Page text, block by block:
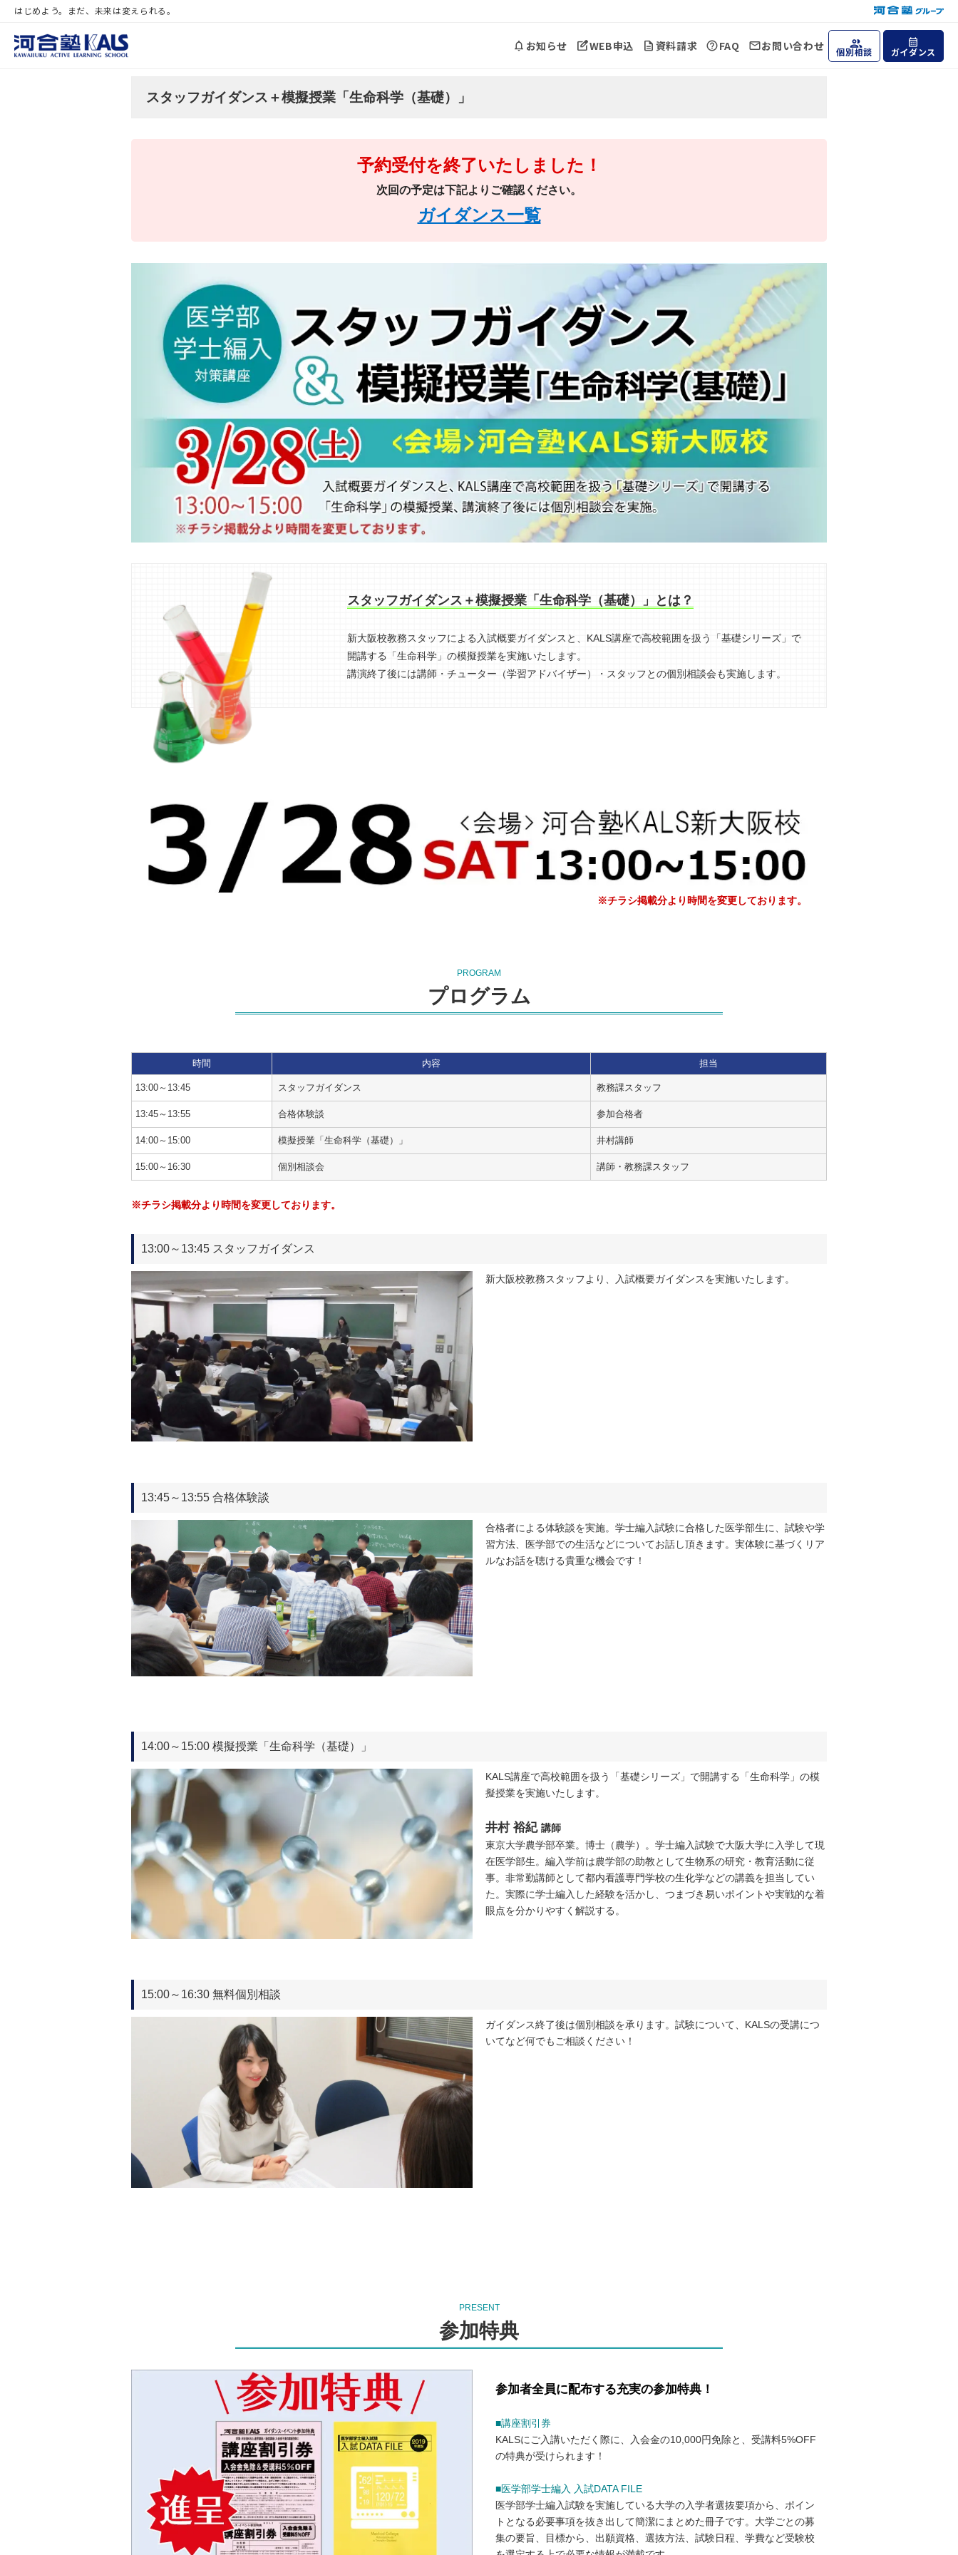
はじめよう。まだ、未来は変えられる。
お知らせ WEB申込 資料請求 FAQ お問い合わせ 個別相談 ガイダンス
スタッフガイダンス＋模擬授業「生命科学（基礎）」
予約受付を終了いたしました！
次回の予定は下記よりご確認ください。
ガイダンス一覧
スタッフガイダンス＋模擬授業「生命科学（基礎）」とは？
新大阪校教務スタッフによる入試概要ガイダンスと、KALS講座で高校範囲を扱う「基礎シリーズ」で
開講する「生命科学」の模擬授業を実施いたします。
講演終了後には講師・チューター（学習アドバイザー）・スタッフとの個別相談会も実施します。
※チラシ掲載分より時間を変更しております。
PROGRAM
プログラム
時間 内容 担当
13:00～13:45 スタッフガイダンス 教務課スタッフ
13:45～13:55 合格体験談 参加合格者
14:00～15:00 模擬授業「生命科学（基礎）」 井村講師
15:00～16:30 個別相談会 講師・教務課スタッフ
※チラシ掲載分より時間を変更しております。
13:00～13:45 スタッフガイダンス
新大阪校教務スタッフより、入試概要ガイダンスを実施いたします。
13:45～13:55 合格体験談
合格者による体験談を実施。学士編入試験に合格した医学部生に、試験や学
習方法、医学部での生活などについてお話し頂きます。実体験に基づくリア
ルなお話を聴ける貴重な機会です！
14:00～15:00 模擬授業「生命科学（基礎）」
KALS講座で高校範囲を扱う「基礎シリーズ」で開講する「生命科学」の模
擬授業を実施いたします。
井村 裕紀 講師
東京大学農学部卒業。博士（農学）。学士編入試験で大阪大学に入学して現
在医学部生。編入学前は農学部の助教として生物系の研究・教育活動に従
事。非常勤講師として都内看護専門学校の生化学などの講義を担当してい
た。実際に学士編入した経験を活かし、つまづき易いポイントや実戦的な着
眼点を分かりやすく解説する。
15:00～16:30 無料個別相談
ガイダンス終了後は個別相談を承ります。試験について、KALSの受講につ
いてなど何でもご相談ください！
PRESENT
参加特典
参加者全員に配布する充実の参加特典！
■講座割引券
KALSにご入講いただく際に、入会金の10,000円免除と、受講料5%OFF
の特典が受けられます！
■医学部学士編入 入試DATA FILE
医学部学士編入試験を実施している大学の入学者選抜要項から、ポイン
トとなる必要事項を抜き出して簡潔にまとめた冊子です。大学ごとの募
集の要旨、目標から、出願資格、選抜方法、試験日程、学費など受験校